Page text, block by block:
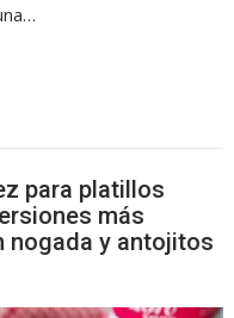
para platillos
más
nogada y antojitos